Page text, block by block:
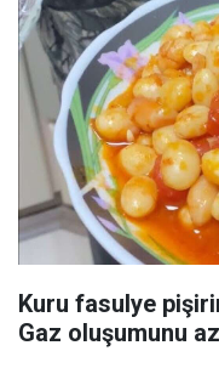
Kuru fasulye
Gaz oluşumunu